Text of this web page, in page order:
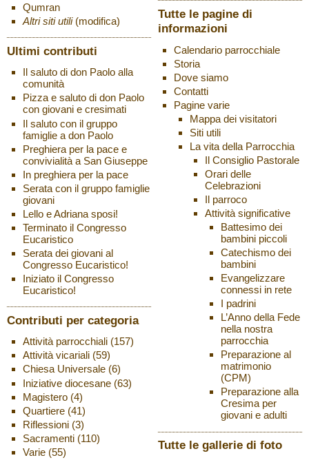
Qumran
Altri siti utili (modifica)
Ultimi contributi
Il saluto di don Paolo alla
comunità
Pizza e saluto di don Paolo
con giovani e cresimati
Il saluto con il gruppo
famiglie a don Paolo
Preghiera per la pace e
convivialità a San Giuseppe
In preghiera per la pace
Serata con il gruppo famiglie
giovani
Lello e Adriana sposi!
Terminato il Congresso
Eucaristico
Serata dei giovani al
Congresso Eucaristico!
Iniziato il Congresso
Eucaristico!
Contributi per categoria
Attività parrocchiali(157)
Attività vicariali(59)
Chiesa Universale(6)
Iniziative diocesane(63)
Magistero(4)
Quartiere(41)
Riflessioni(3)
Sacramenti(110)
Varie(55)
Tutte le pagine di
informazioni
Calendario parrocchiale
Storia
Dove siamo
Contatti
Pagine varie
Mappa dei visitatori
Siti utili
La vita della Parrocchia
Il Consiglio Pastorale
Orari delle
Celebrazioni
Il parroco
Attività significative
Battesimo dei
bambini piccoli
Catechismo dei
bambini
Evangelizzare
connessi in rete
I padrini
L’Anno della Fede
nella nostra
parrocchia
Preparazione al
matrimonio
(CPM)
Preparazione alla
Cresima per
giovani e adulti
Tutte le gallerie di foto